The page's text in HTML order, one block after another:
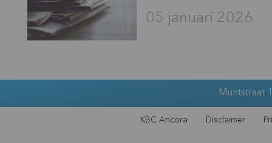
05 januari 2026
Muntstraat
KBC Ancora Disclaimer